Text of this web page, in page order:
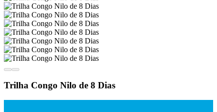
Trilha Congo Nilo de 8 Dias